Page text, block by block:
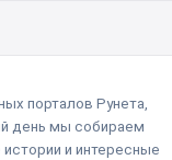
порталов Рунета,
день мы собираем
и интересные